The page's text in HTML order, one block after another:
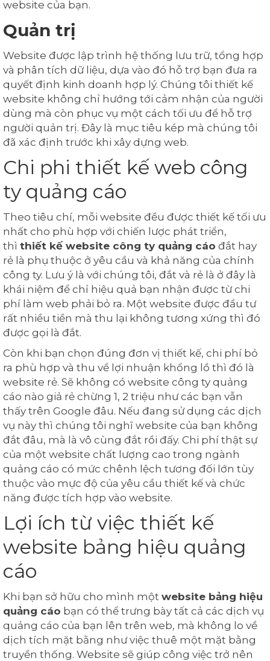
website của bạn.
Quản trị
Website được lập trình hệ thống lưu trữ, tổng hợp
và phân tích dữ liệu, dựa vào đó hỗ trợ bạn đưa ra
quyết định kinh doanh hợp lý. Chúng tôi thiết kế
website không chỉ hướng tới cảm nhận của người
dùng mà còn phục vụ một cách tối ưu để hỗ trợ
người quản trị. Đây là mục tiêu kép mà chúng tôi
đã xác định trước khi xây dựng web.
Chi phi thiết kế web công
ty quảng cáo
Theo tiêu chí, mỗi website đều được thiết kế tối ưu
nhất cho phù hợp với chiến lược phát triển,
thì thiết kế website công ty quảng cáo đắt hay
rẻ là phụ thuộc ở yêu cầu và khả năng của chính
công ty. Lưu ý là với chúng tôi, đắt và rẻ là ở đây là
khái niệm để chỉ hiệu quả bạn nhận được từ chi
phí làm web phải bỏ ra. Một website được đầu tư
rất nhiều tiền mà thu lại không tương xứng thì đó
được gọi là đắt.
Còn khi bạn chọn đúng đơn vị thiết kế, chi phí bỏ
ra phù hợp và thu về lợi nhuận khổng lồ thì đó là
website rẻ. Sẽ không có website công ty quảng
cáo nào giả rẻ chừng 1, 2 triệu như các bạn vẫn
thấy trên Google đâu. Nếu đang sử dụng các dịch
vụ này thì chúng tôi nghĩ website của bạn không
đắt đâu, mà là vô cùng đắt rồi đấy. Chi phí thật sự
của một website chất lượng cao trong ngành
quảng cáo có mức chênh lệch tương đối lớn tùy
thuộc vào mực độ của yêu cầu thiết kế và chức
năng được tích hợp vào website.
Lợi ích từ việc thiết kế
website bảng hiệu quảng
cáo
Khi bạn sở hữu cho mình một website bảng hiệu
quảng cáo bạn có thể trưng bày tất cả các dịch vụ
quảng cáo của bạn lên trên web, mà không lo về
dịch tích mặt bằng như việc thuê một mặt bằng
truyền thống. Website sẽ giúp công việc trở nên